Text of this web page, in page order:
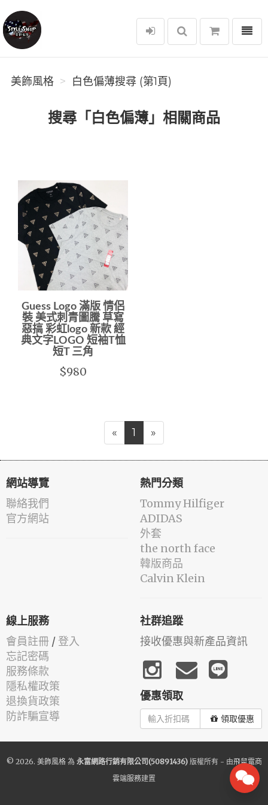
美飾風格
選單
美飾風格 白色偏薄搜尋 (第1頁)
搜尋「白色偏薄」相關商品
Guess Logo 滿版 情侶
裝 美式刺青圖騰 草寫
惡搞 彩虹logo 新款 經
典文字LOGO 短袖T恤
短T 三角
$980
« 1 »
網站導覽
聯絡我們
官方網站
熱門分類
Tommy Hilfiger
ADIDAS
外套
the north face
韓版商品
Calvin Klein
線上服務
會員註冊 / 登入
忘記密碼
服務條款
隱私權政策
退換貨政策
防詐騙宣導
社群追蹤
接收優惠與新產品資訊
優惠領取
領取優惠
© 2026. 美飾風格為 永富網路行銷有限公司(50891436)版權所有 - 由飛鼠電商
雲端服務建置